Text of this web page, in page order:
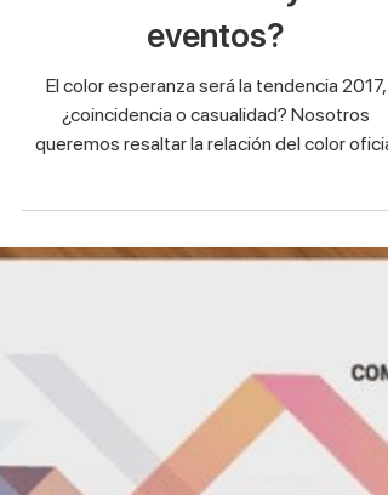
¿Veremos en 2017 el
El color esperanza será la tendencia 2017,
¿coincidencia o casualidad? Nosotros
queremos resaltar la relación del color oficial